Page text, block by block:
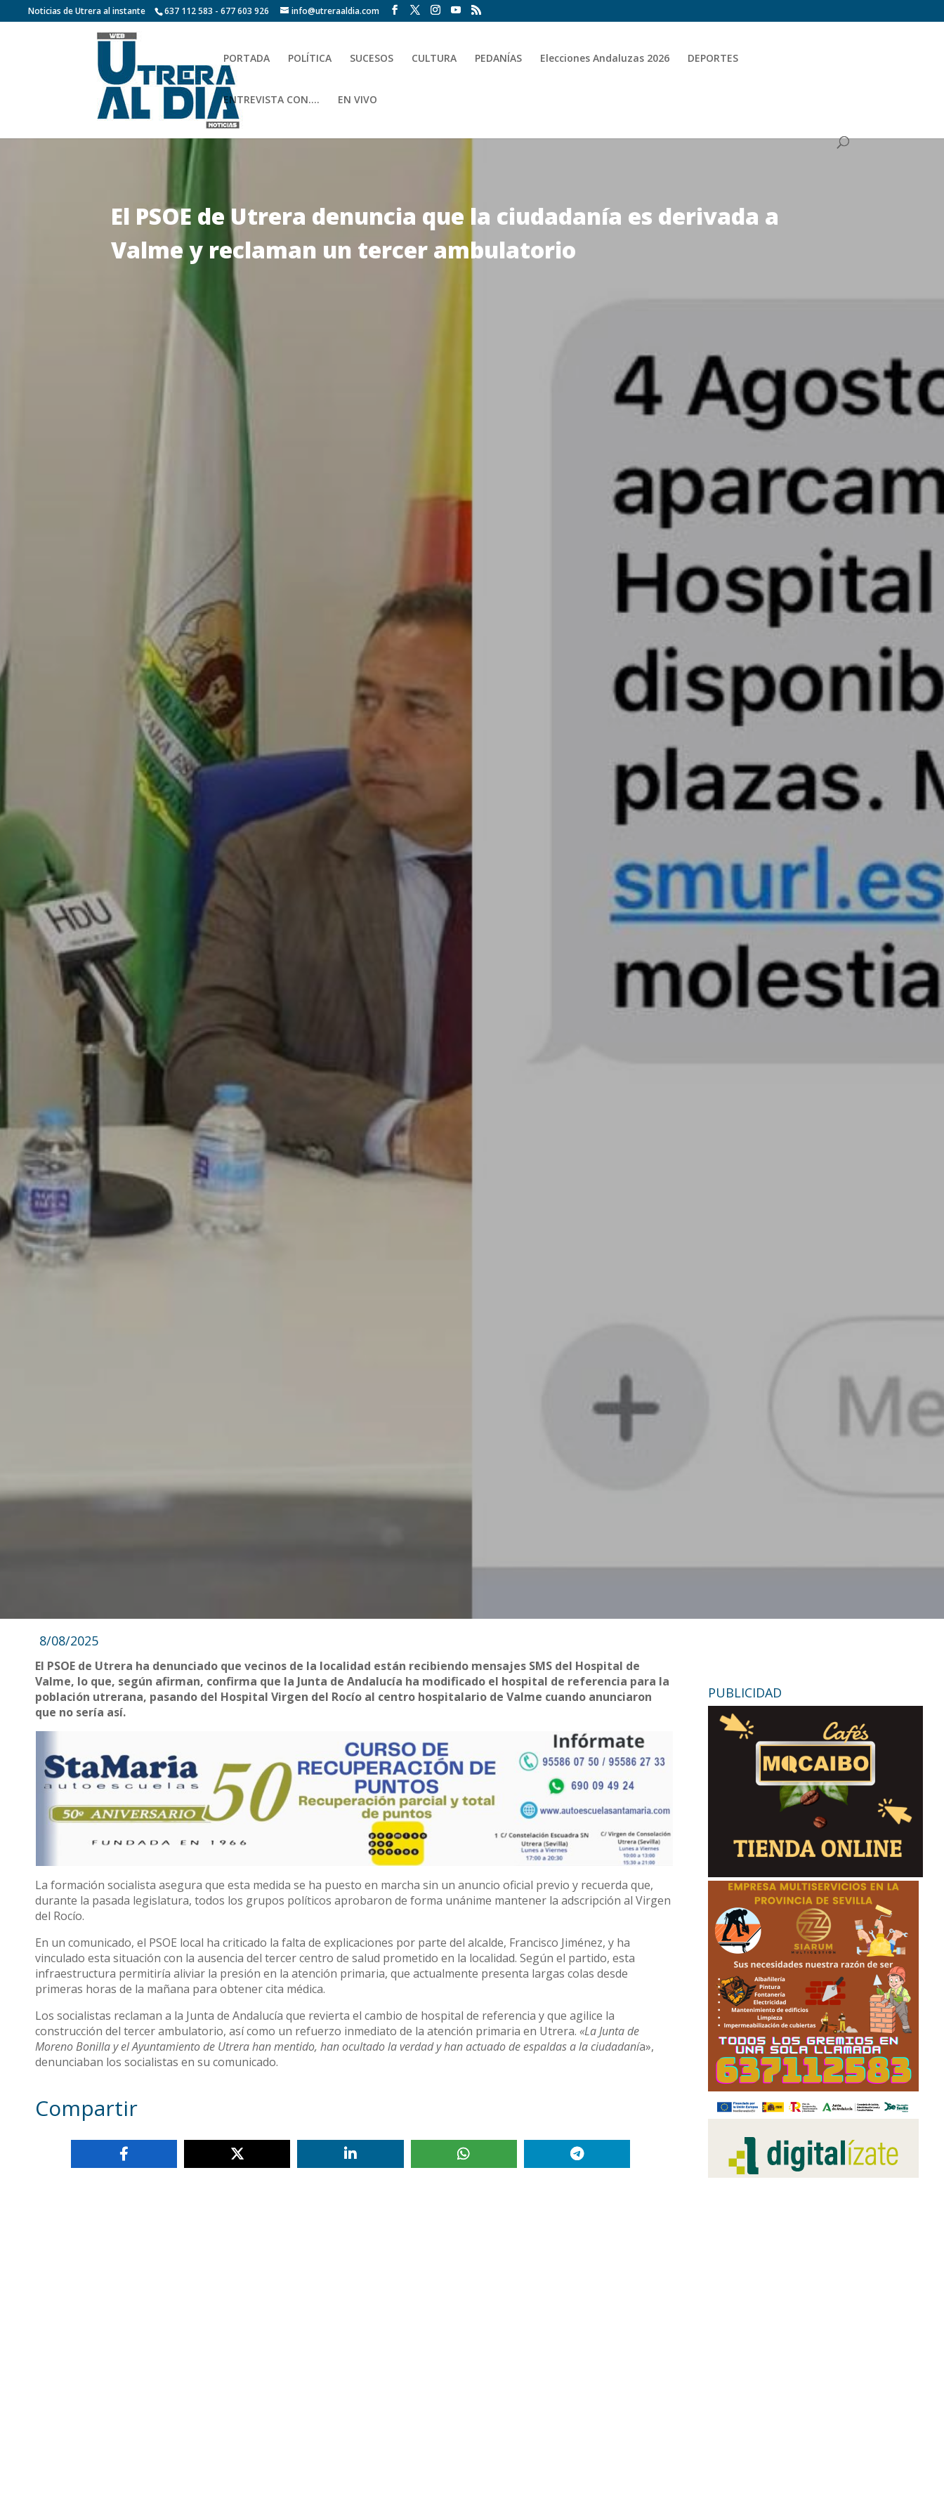
Noticias de Utrera al instante 637 112 583 - 677 603 926 info@utreraaldia.com
PORTADA POLÍTICA SUCESOS CULTURA PEDANÍAS Elecciones Andaluzas 2026 DEPORTES
ENTREVISTA CON…. EN VIVO
El PSOE de Utrera denuncia que la ciudadanía es derivada a
Valme y reclaman un tercer ambulatorio
8/08/2025
El PSOE de Utrera ha denunciado que vecinos de la localidad están recibiendo mensajes SMS del Hospital de
Valme, lo que, según afirman, confirma que la Junta de Andalucía ha modificado el hospital de referencia para la
población utrerana, pasando del Hospital Virgen del Rocío al centro hospitalario de Valme cuando anunciaron
que no sería así.
La formación socialista asegura que esta medida se ha puesto en marcha sin un anuncio oficial previo y recuerda que,
durante la pasada legislatura, todos los grupos políticos aprobaron de forma unánime mantener la adscripción al Virgen
del Rocío.
En un comunicado, el PSOE local ha criticado la falta de explicaciones por parte del alcalde, Francisco Jiménez, y ha
vinculado esta situación con la ausencia del tercer centro de salud prometido en la localidad. Según el partido, esta
infraestructura permitiría aliviar la presión en la atención primaria, que actualmente presenta largas colas desde
primeras horas de la mañana para obtener cita médica.
Los socialistas reclaman a la Junta de Andalucía que revierta el cambio de hospital de referencia y que agilice la
construcción del tercer ambulatorio, así como un refuerzo inmediato de la atención primaria en Utrera.«La Junta de
Moreno Bonilla y el Ayuntamiento de Utrera han mentido, han ocultado la verdad y han actuado de espaldas a la ciudadanía»,
denunciaban los socialistas en su comunicado.
Compartir
PUBLICIDAD